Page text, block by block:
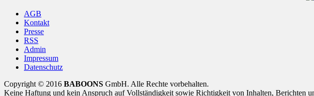
AGB
Kontakt
Presse
RSS
Admin
Impressum
Datenschutz
Copyright © 2016 BABOONS GmbH. Alle Rechte vorbehalten.
Keine Haftung und kein Anspruch auf Vollständigkeit sowie Richtigkeit von Inhalten, Berichten